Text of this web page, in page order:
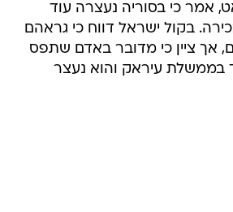
אמר כי בסוריה נעצרה עוד
בקול ישראל דווח כי גראהם
אך ציין כי מדובר באדם שתפס
בממשלת עיראק והוא נעצר